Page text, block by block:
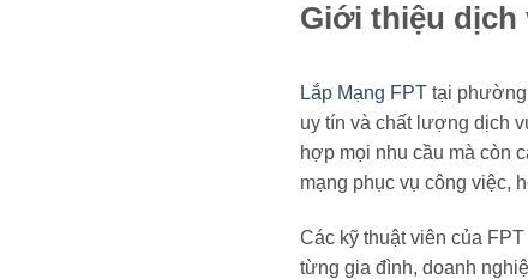
Giới thiệu dịch
Lắp Mạng FPTtại phường
uy tín và chất lượng dịch
hợp mọi nhu cầu mà còn
mạng phục vụ công việc,
Các kỹ thuật viên của
từng gia đình, doanh